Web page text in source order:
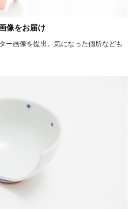
像をお届け
ー画像を提出。気になった個所なども